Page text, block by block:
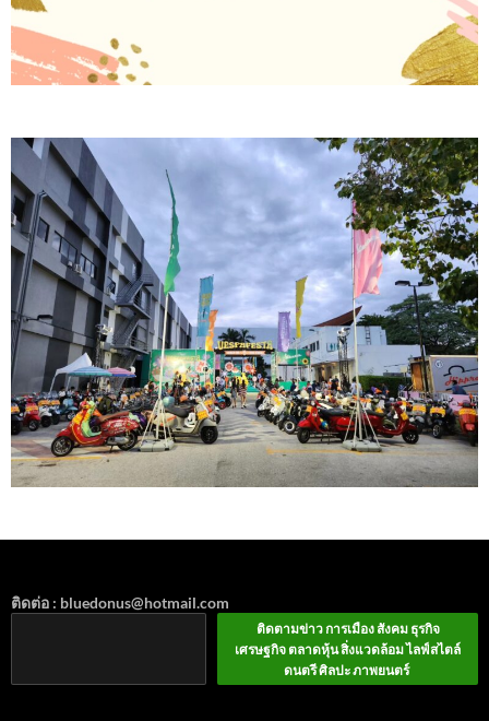
ติดต่อ : bluedonus@hotmail.com
ติดตามข่าว การเมือง สังคม ธุรกิจ
เศรษฐกิจ ตลาดหุ้น สิ่งแวดล้อม ไลฟ์สไตล์
ดนตรี ศิลปะ ภาพยนตร์